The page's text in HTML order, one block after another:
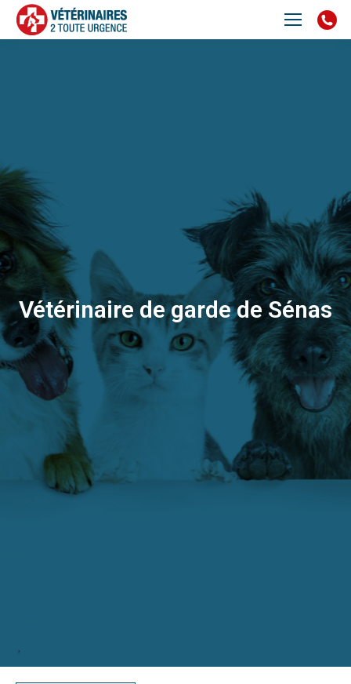
Vétérinaire de garde de Sénas